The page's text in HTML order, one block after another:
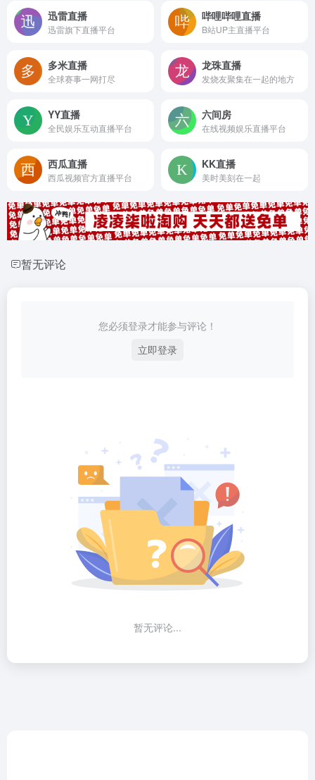
迅雷直播
迅雷旗下直播平台
哔哩哔哩直播
B站UP主直播平台
多米直播
全球赛事一网打尽
龙珠直播
发烧友聚集在一起的地方
YY直播
全民娱乐互动直播平台
六间房
在线视频娱乐直播平台
西瓜直播
西瓜视频官方直播平台
KK直播
美时美刻在一起
暂无评论
您必须登录才能参与评论！
立即登录
暂无评论...